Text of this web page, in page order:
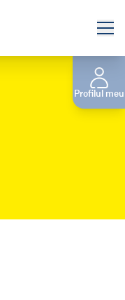
Profilul meu